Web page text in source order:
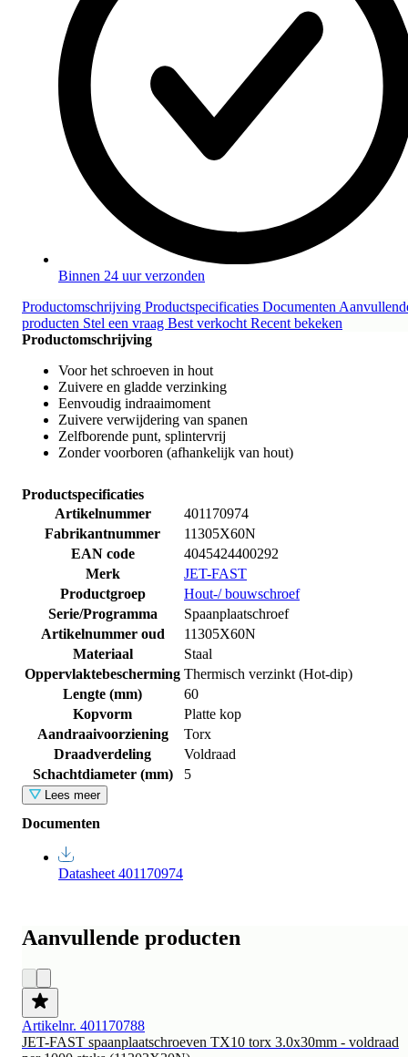
Binnen 24 uur verzonden
Productomschrijving Productspecificaties Documenten
producten Stel een vraag Best verkocht Recent bekeken
Productomschrijving
Voor het schroeven in hout
Zuivere en gladde verzinking
Eenvoudig indraaimoment
Zuivere verwijdering van spanen
Zelfborende punt, splintervrij
Zonder voorboren (afhankelijk van hout)
Productspecificaties
Artikelnummer
401170974
Fabrikantnummer
11305X60N
EAN code
4045424400292
Merk
JET-FAST
Productgroep
Hout-/ bouwschroef
Serie/Programma
Spaanplaatschroef
Artikelnummer oud
11305X60N
Materiaal
Staal
Oppervlaktebescherming Thermisch verzinkt (Hot-dip)
Lengte (mm)
60
Kopvorm
Platte kop
Aandraaivoorziening
Torx
Draadverdeling
Voldraad
Schachtdiameter (mm)
5
Lees meer
Documenten
Datasheet 401170974
Aanvullende producten
Artikelnr. 401170788
JET-FAST spaanplaatschroeven TX10 torx 3.0x30mm - voldraad